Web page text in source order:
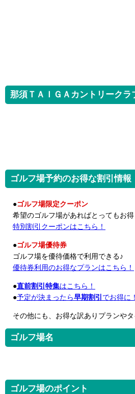
那須ＴＡＩＧＡカントリークラ
ゴルフ場予約のお得な割引情報
●ゴルフ場限定クーポン
希望のゴルフ場があればとってもお得
特別割引クーポンはこちら！
●ゴルフ場優待券
ゴルフ場を優待価格で利用できる♪
優待券利用のお得なプランはこちら！
●直前割引特集はこちら！
●予定が決まったら早期割引 でお得に！
その他にも、お得な訳ありプランや
ゴルフ場名
ゴルフ場のポイント